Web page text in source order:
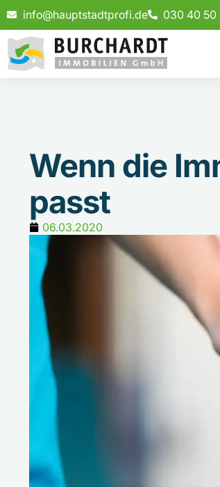
info@hauptstadtprofi.de 030 40 50
Wenn die
passt
06.03.2020